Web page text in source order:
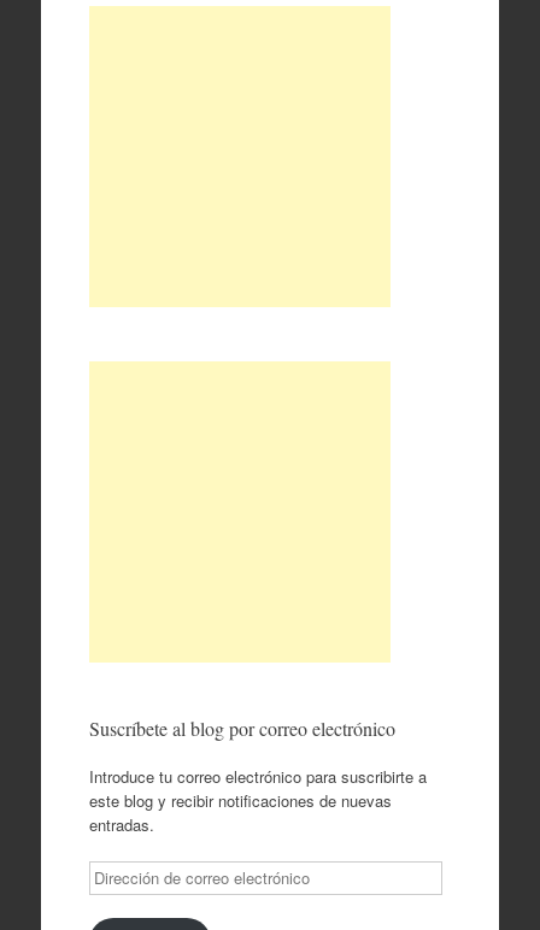
Suscríbete al blog por correo electrónico
Introduce tu correo electrónico para suscribirte a
este blog y recibir notificaciones de nuevas
entradas.
Dirección
de
correo